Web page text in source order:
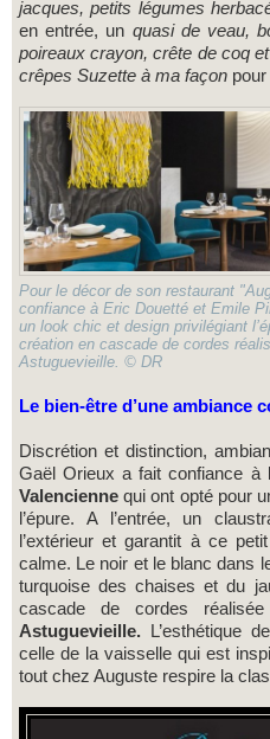
jacques, petits légumes
en entrée, un quasi de veau,
poireaux crayon, crête de coq
crêpes Suzette à ma façon
Pour le décor de son restaurant
confiance à Eric Douetté et Emile
un look chic et design privilégiant
création en cascade de cordes
Astuguevieille. © DR
Le bien-être d’une ambiance
Discrétion et distinction,
Gaël Orieux a fait confiance à
Valencienne qui ont opté pour
l’épure. A l’entrée, un
l’extérieur et garantit à ce
calme. Le noir et le blanc dans
turquoise des chaises et du
cascade de cordes
Astuguevieille. L’esthétique
celle de la vaisselle qui est
tout chez Auguste respire la